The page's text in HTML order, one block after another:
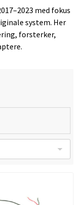
med fokus
system. Her
forsterker,